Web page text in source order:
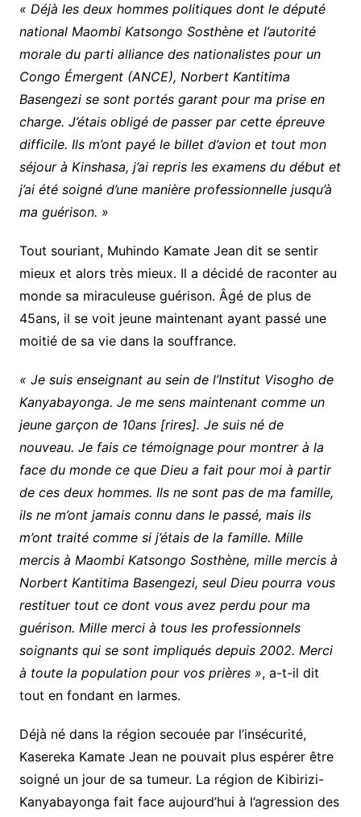
« Déjà les deux hommes politiques dont le député
national Maombi Katsongo Sosthène et l’autorité
morale du parti alliance des nationalistes pour un
Congo Émergent (ANCE), Norbert Kantitima
Basengezi se sont portés garant pour ma prise en
charge. J’étais obligé de passer par cette épreuve
difficile. Ils m’ont payé le billet d’avion et tout mon
séjour à Kinshasa, j’ai repris les examens du début et
j’ai été soigné d’une manière professionnelle jusqu’à
ma guérison. »
Tout souriant, Muhindo Kamate Jean dit se sentir
mieux et alors très mieux. Il a décidé de raconter au
monde sa miraculeuse guérison. Âgé de plus de
45ans, il se voit jeune maintenant ayant passé une
moitié de sa vie dans la souffrance.
« Je suis enseignant au sein de l’Institut Visogho de
Kanyabayonga. Je me sens maintenant comme un
jeune garçon de 10ans [rires]. Je suis né de
nouveau. Je fais ce témoignage pour montrer à la
face du monde ce que Dieu a fait pour moi à partir
de ces deux hommes. Ils ne sont pas de ma famille,
ils ne m’ont jamais connu dans le passé, mais ils
m’ont traité comme si j’étais de la famille. Mille
mercis à Maombi Katsongo Sosthène, mille mercis à
Norbert Kantitima Basengezi, seul Dieu pourra vous
restituer tout ce dont vous avez perdu pour ma
guérison. Mille merci à tous les professionnels
soignants qui se sont impliqués depuis 2002. Merci
à toute la population pour vos prières », a-t-il dit
tout en fondant en larmes.
Déjà né dans la région secouée par l’insécurité,
Kasereka Kamate Jean ne pouvait plus espérer être
soigné un jour de sa tumeur. La région de Kibirizi-
Kanyabayonga fait face aujourd’hui à l’agression des